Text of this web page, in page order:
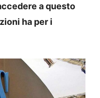
a questo
ha per i